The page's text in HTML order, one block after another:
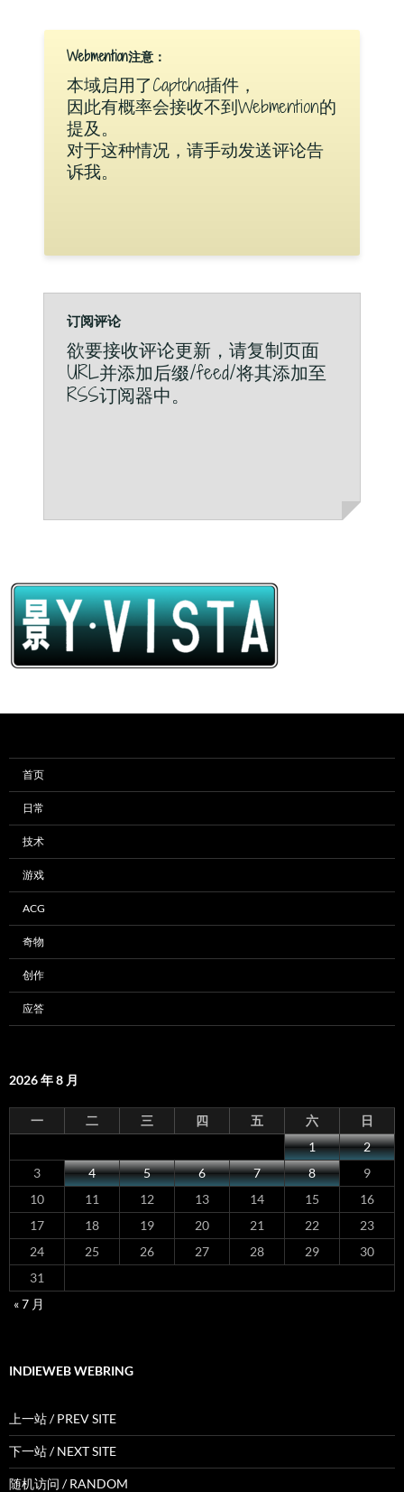
Webmention注意：
本域启用了Captcha插件，
因此有概率会接收不到Webmention的
提及。
对于这种情况，请手动发送评论告
诉我。
订阅评论
欲要接收评论更新，请复制页面
URL并添加后缀/feed/将其添加至
RSS订阅器中。
首页
日常
技术
游戏
ACG
奇物
创作
应答
2026 年 8 月
一 二 三 四 五 六
日
1
2
3
4 5 6 7 8
9
10
11 12 13 14 15
16
17
18 19 20 21 22
23
24
25 26 27 28 29
30
31
« 7 月
INDIEWEB WEBRING
上一站 / PREV SITE
下一站 / NEXT SITE
随机访问 / RANDOM